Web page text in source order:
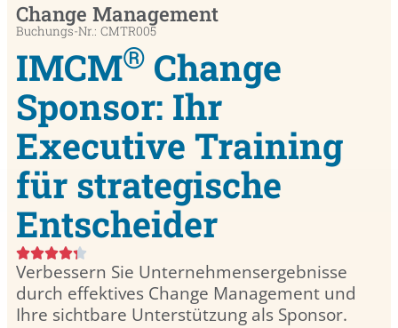
Change Management
Buchungs-Nr.: CMTR005
IMCM® Change
Sponsor: Ihr
Executive Training
für strategische
Entscheider
Verbessern Sie Unternehmensergebnisse
durch effektives Change Management und
Ihre sichtbare Unterstützung als Sponsor.